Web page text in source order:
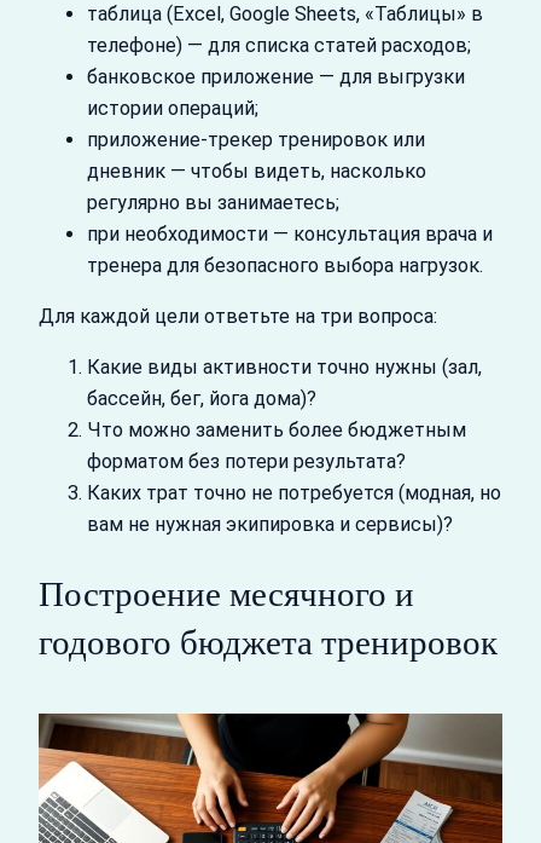
таблица (Excel, Google Sheets, «Таблицы» в
телефоне) — для списка статей расходов;
банковское приложение — для выгрузки
истории операций;
приложение‑трекер тренировок или
дневник — чтобы видеть, насколько
регулярно вы занимаетесь;
при необходимости — консультация врача и
тренера для безопасного выбора нагрузок.
Для каждой цели ответьте на три вопроса:
Какие виды активности точно нужны (зал,
бассейн, бег, йога дома)?
Что можно заменить более бюджетным
форматом без потери результата?
Каких трат точно не потребуется (модная, но
вам не нужная экипировка и сервисы)?
Построение месячного и
годового бюджета тренировок